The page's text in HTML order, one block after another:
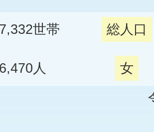
7,332世帯 総人口
6,470人
女